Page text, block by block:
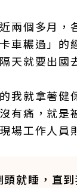
兩個多月，
車輾過」的
天就要出國
我就拿著健
有痛，就是
場工作人員
就睡，直